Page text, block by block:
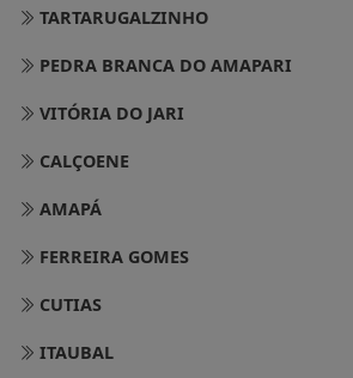
TARTARUGALZINHO
PEDRA BRANCA DO AMAPARI
VITÓRIA DO JARI
CALÇOENE
AMAPÁ
FERREIRA GOMES
CUTIAS
ITAUBAL